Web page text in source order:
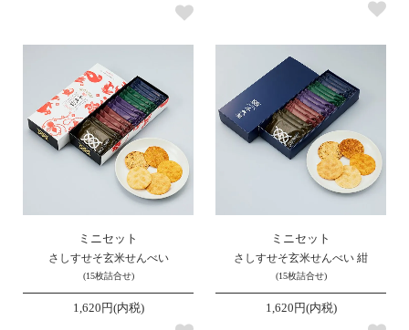
ミニセット
さしすせそ玄米せんべい
(15枚詰合せ)
1,620円(内税)
ミニセット
さしすせそ玄米せんべい 紺
(15枚詰合せ)
1,620円(内税)